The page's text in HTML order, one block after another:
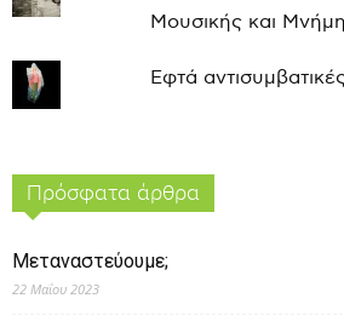
Μουσικής και
Εφτά
Πρόσφατα άρθρα
Μεταναστεύουμε;
22 Μαΐου 2023